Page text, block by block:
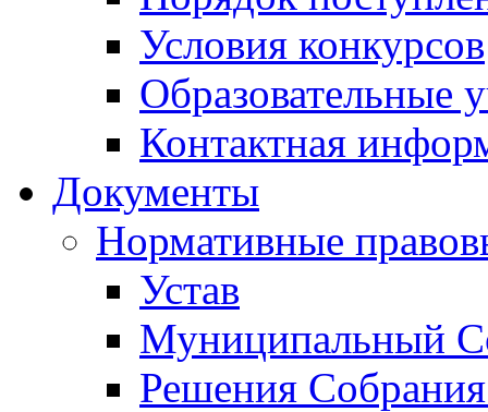
Условия конкурсов
Образовательные
Контактная
Документы
Нормативные
Устав
Муниципальный
Решения